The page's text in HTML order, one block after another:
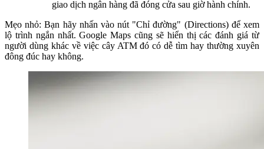
giao dịch ngân hàng đã đóng cửa sau giờ hành chính.
Mẹo nhỏ: Bạn hãy nhấn vào nút "Chỉ đường" (Directions) để xem
lộ trình ngắn nhất. Google Maps cũng sẽ hiển thị các đánh giá từ
người dùng khác về việc cây ATM đó có dễ tìm hay thường xuyên
đông đúc hay không.